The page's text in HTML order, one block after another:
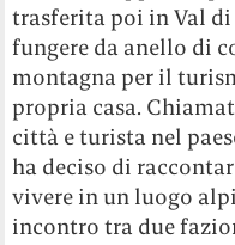
trasferita poi in Val di
fungere da anello di
montagna per il
propria casa.
città e turista nel
ha deciso di
vivere in un luogo
incontro tra due